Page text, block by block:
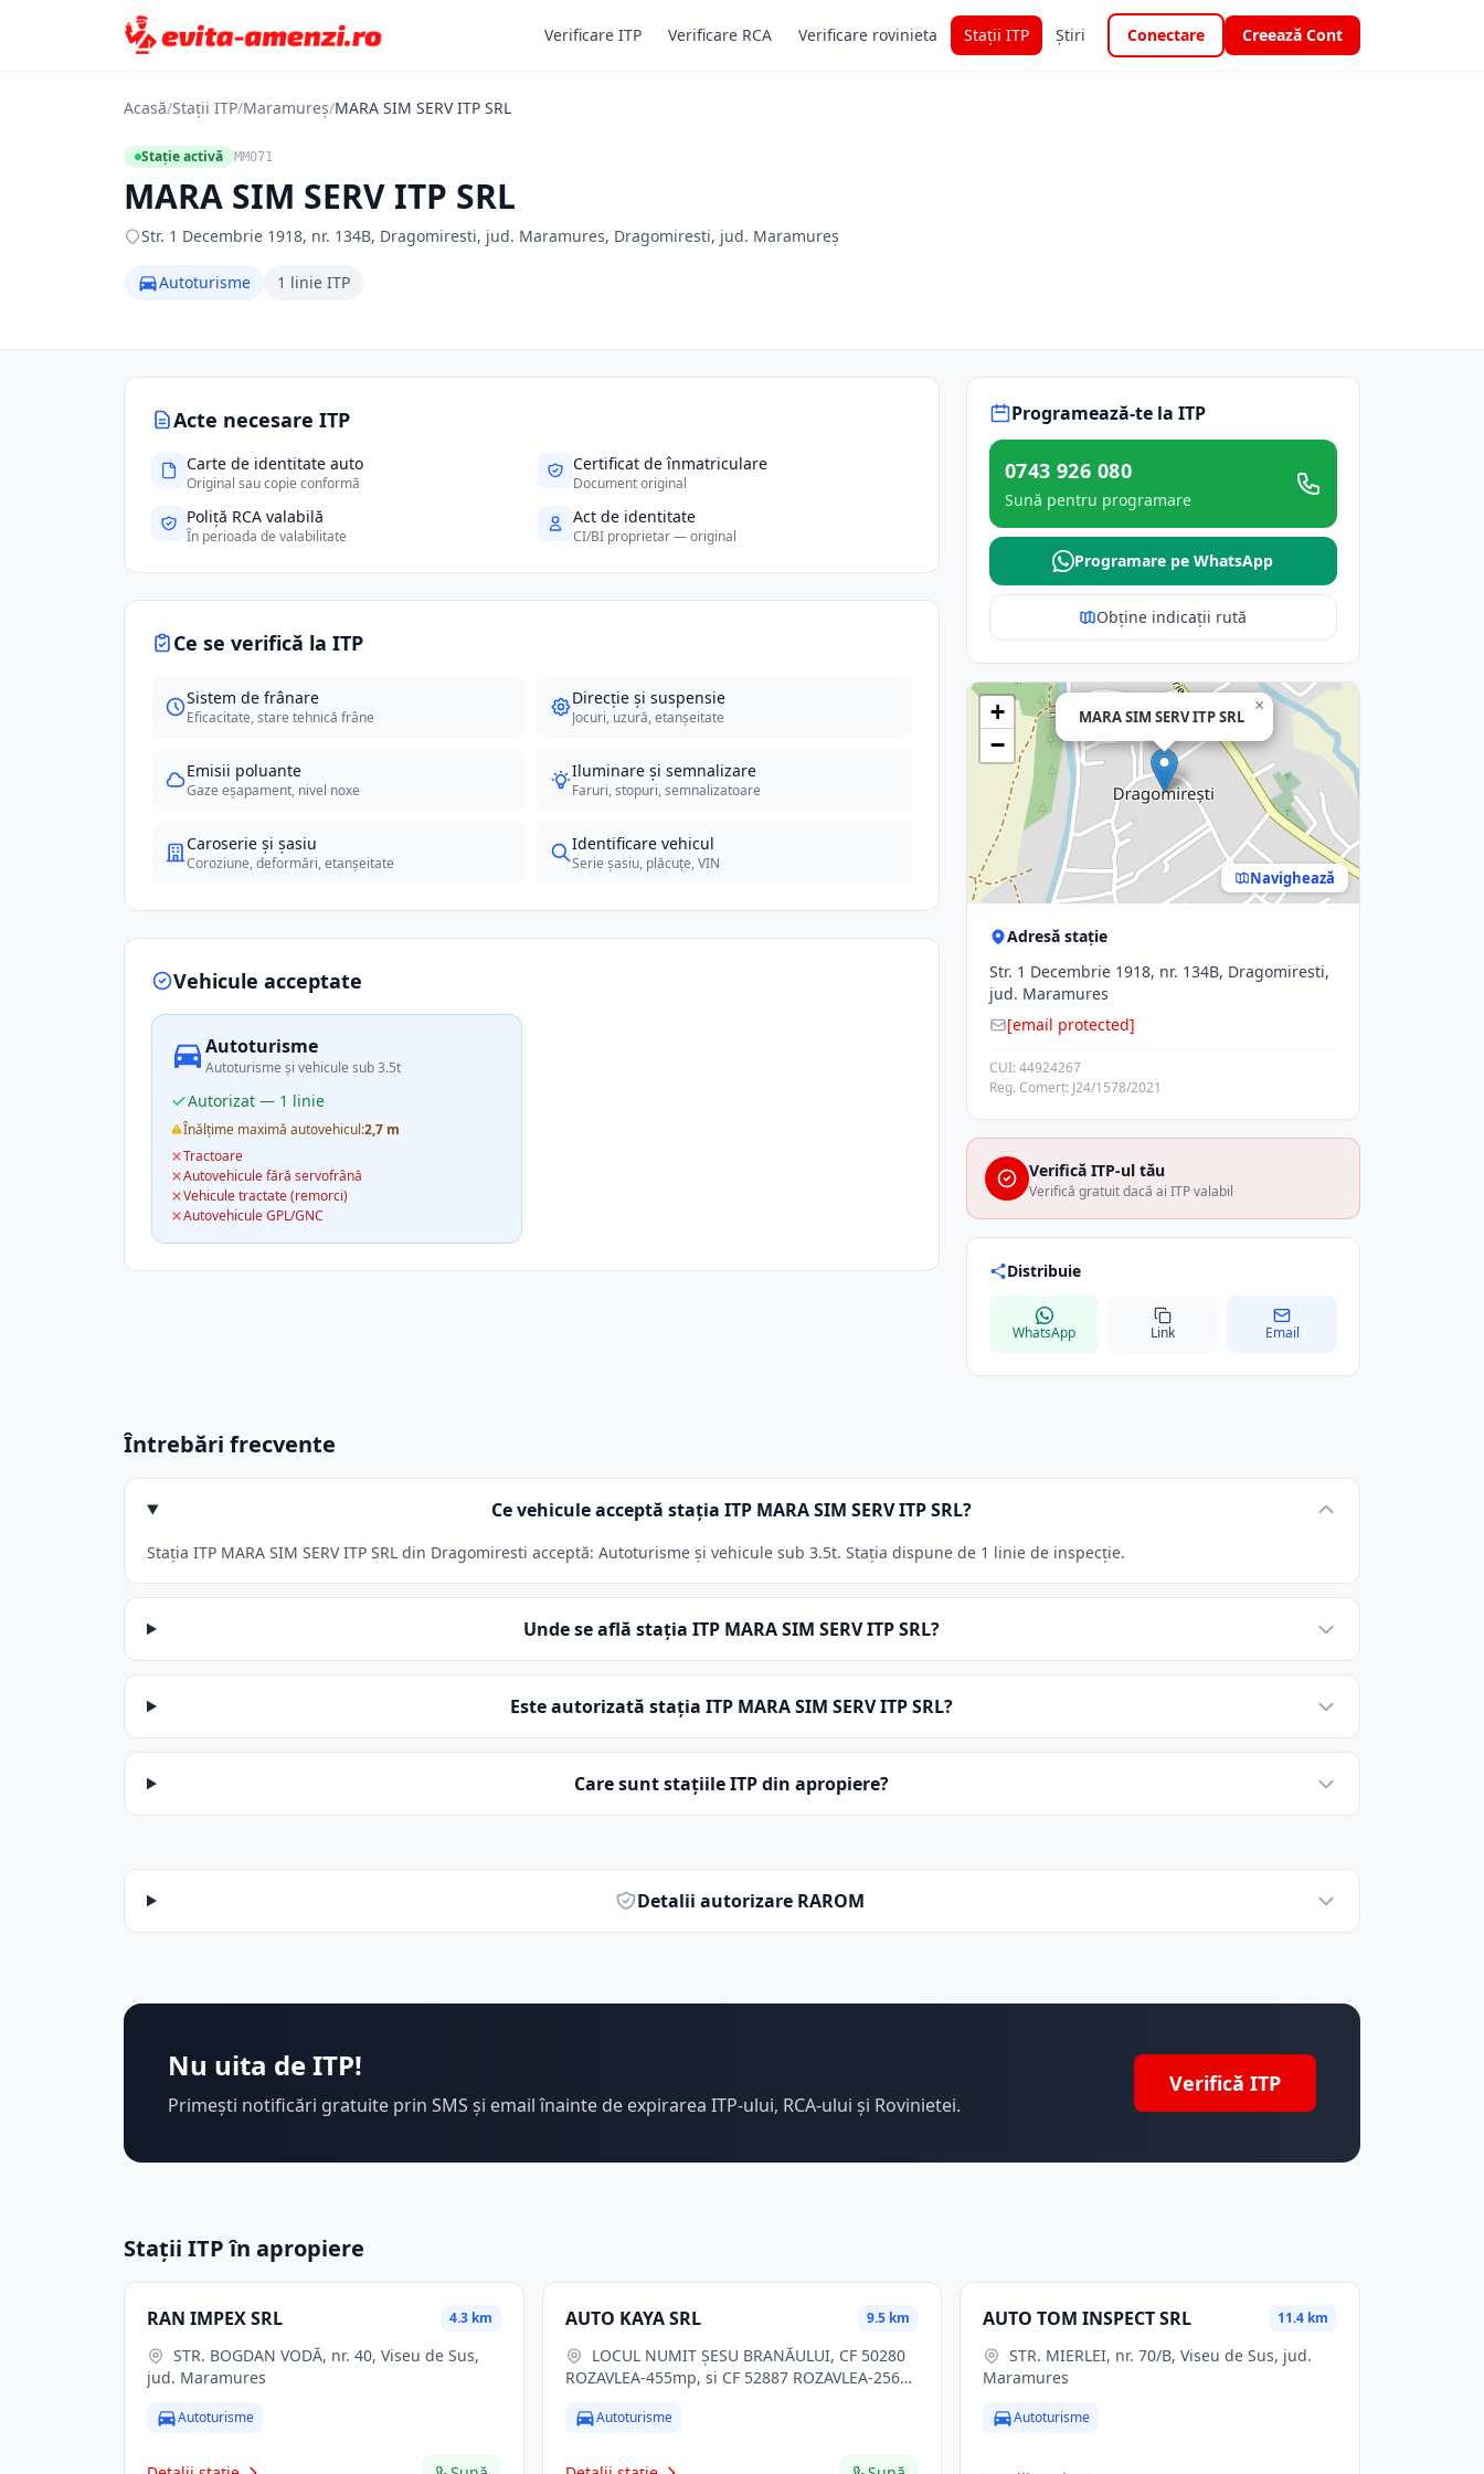
Verificare ITP Verificare RCA Verificare rovinieta Stații ITP Știri Conectare Creează Cont
Acasă/Stații ITP/Maramureș/MARA SIM SERV ITP SRL
Stație activă MM071
MARA SIM SERV ITP SRL
Str. 1 Decembrie 1918, nr. 134B, Dragomiresti, jud. Maramures, Dragomiresti, jud. Maramureș
Autoturisme 1 linie ITP
Acte necesare ITP
Carte de identitate auto
Original sau copie conformă
Certificat de înmatriculare
Document original
Poliță RCA valabilă
În perioada de valabilitate
Act de identitate
CI/BI proprietar — original
Ce se verifică la ITP
Sistem de frânare
Eficacitate, stare tehnică frâne
Direcție și suspensie
Jocuri, uzură, etanșeitate
Emisii poluante
Gaze eșapament, nivel noxe
Iluminare și semnalizare
Faruri, stopuri, semnalizatoare
Caroserie și șasiu
Coroziune, deformări, etanșeitate
Identificare vehicul
Serie șasiu, plăcuțe, VIN
Vehicule acceptate
Autoturisme
Autoturisme și vehicule sub 3.5t
Autorizat — 1 linie
Înălțime maximă autovehicul:2,7 m
Tractoare
Autovehicule fără servofrână
Vehicule tractate (remorci)
Autovehicule GPL/GNC
Programează-te la ITP
0743 926 080
Sună pentru programare
Programare pe WhatsApp
Obține indicații rută
MARA SIM SERV ITP SRL
×
+
−
Navighează
Adresă stație
Str. 1 Decembrie 1918, nr. 134B, Dragomiresti,
jud. Maramures
[email protected]
CUI: 44924267
Reg. Comerț: J24/1578/2021
Verifică ITP-ul tău
Verifică gratuit dacă ai ITP valabil
Distribuie
WhatsApp Link Email
Întrebări frecvente
Ce vehicule acceptă stația ITP MARA SIM SERV ITP SRL?
Stația ITP MARA SIM SERV ITP SRL din Dragomiresti acceptă: Autoturisme și vehicule sub 3.5t. Stația dispune de 1 linie de inspecție.
Unde se află stația ITP MARA SIM SERV ITP SRL?
Este autorizată stația ITP MARA SIM SERV ITP SRL?
Care sunt stațiile ITP din apropiere?
Detalii autorizare RAROM
Nu uita de ITP!
Primești notificări gratuite prin SMS și email înainte de expirarea ITP-ului, RCA-ului și Rovinietei.
Verifică ITP
Stații ITP în apropiere
RAN IMPEX SRL 4.3 km
jud. Maramures
Autoturisme
AUTO KAYA SRL 9.5 km
ROZAVLEA-455mp, si CF 52887 ROZAVLEA-256
Autoturisme
AUTO TOM INSPECT SRL 11.4 km
STR. MIERLEI, nr. 70/B, Viseu de Sus, jud.
Maramures
Autoturisme